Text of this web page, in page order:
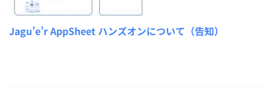
Jagu’e’r AppSheet ハンズオンについて（告知）